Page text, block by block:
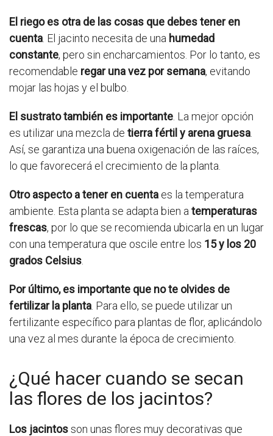
El riego es otra de las cosas que debes tener en
cuenta . El jacinto necesita de una humedad
constante, pero sin encharcamientos. Por lo tanto, es
recomendable regar una vez por semana, evitando
mojar las hojas y el bulbo.
El sustrato también es importante . La mejor opción
es utilizar una mezcla de tierra fértil y arena gruesa
Así, se garantiza una buena oxigenación de las raíces,
lo que favorecerá el crecimiento de la planta.
Otro aspecto a tener en cuenta es la temperatura
ambiente. Esta planta se adapta bien a temperaturas
frescas, por lo que se recomienda ubicarla en un lugar
con una temperatura que oscile entre los 15 y los 20
grados Celsius
Por último, es importante que no te olvides de
fertilizar la planta . Para ello, se puede utilizar un
fertilizante específico para plantas de flor, aplicándolo
una vez al mes durante la época de crecimiento.
¿Qué hacer cuando se secan
las flores de los jacintos?
Los jacintosson unas flores muy decorativas que